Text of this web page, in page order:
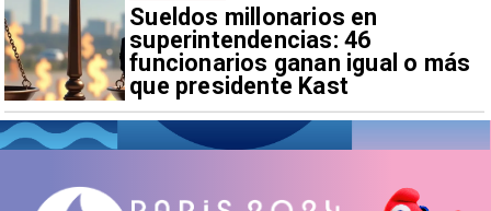
Sueldos millonarios en
superintendencias: 46
funcionarios ganan igual o más
que presidente Kast